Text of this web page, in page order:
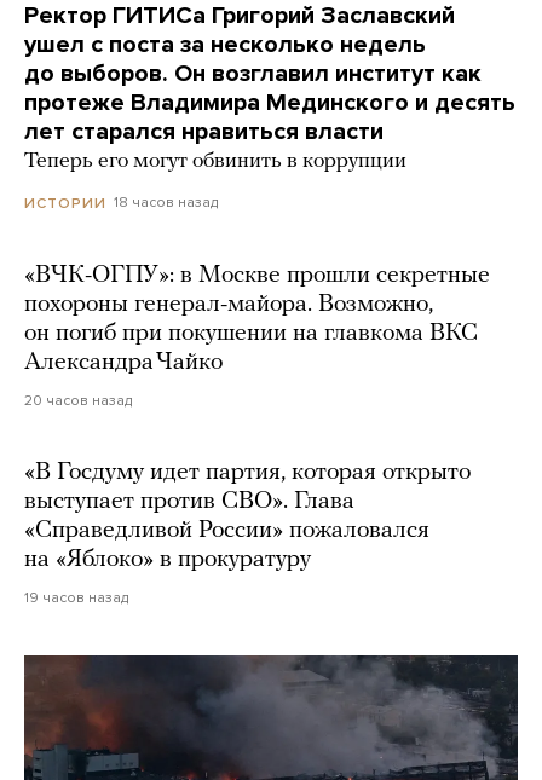
Ректор ГИТИСа Григорий Заславский
ушел с поста за несколько недель
до выборов. Он возглавил институт как
протеже Владимира Мединского и десять
лет старался нравиться власти
Теперь его могут обвинить в коррупции
ИСТОРИИ 18 часов назад
«ВЧК-ОГПУ»: в Москве прошли секретные
похороны генерал-майора. Возможно,
он погиб при покушении на главкома ВКС
Александра Чайко
20 часов назад
«В Госдуму идет партия, которая открыто
выступает против СВО». Глава
«Справедливой России» пожаловался
на «Яблоко» в прокуратуру
19 часов назад